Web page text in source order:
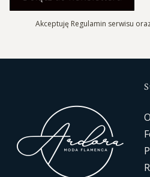
Akceptuję Regulamin serwisu